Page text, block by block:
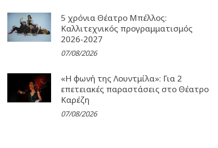
5 χρόνια Θέατρο Μπέλλος:
Καλλιτεχνικός προγραμματισμός
2026-2027
07/08/2026
«Η φωνή της Λουντμίλα»: Για 2
επετειακές παραστάσεις στο Θέατρο
Καρέζη
07/08/2026